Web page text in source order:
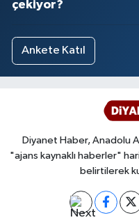
çekiyor?
Ankete Katıl
Diyanet Haber, Anadolu
"ajans kaynaklı haberler"
belirtilerek